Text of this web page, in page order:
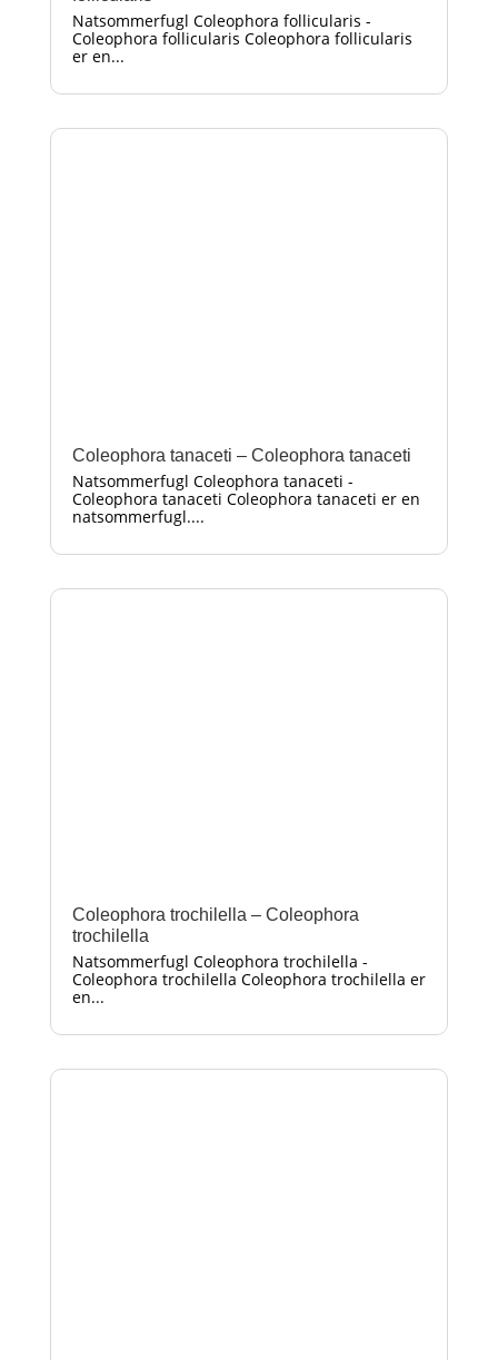
Natsommerfugl Coleophora follicularis -
Coleophora follicularis Coleophora follicularis
er en...
Coleophora tanaceti – Coleophora tanaceti
Natsommerfugl Coleophora tanaceti -
Coleophora tanaceti Coleophora tanaceti er en
natsommerfugl....
Coleophora trochilella – Coleophora
trochilella
Natsommerfugl Coleophora trochilella -
Coleophora trochilella Coleophora trochilella er
en...